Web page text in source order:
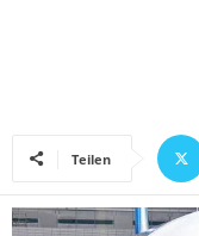
Teilen